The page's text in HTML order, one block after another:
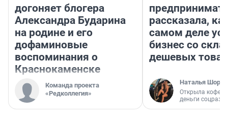
догоняет блогера
Александра Бударина
на родине и его
дофаминовые
воспоминания о
Краснокаменске
Команда проекта
«Редколлегия»
рассказала,
самом деле
бизнес со
дешевых
Наталья
Открыла
деньги